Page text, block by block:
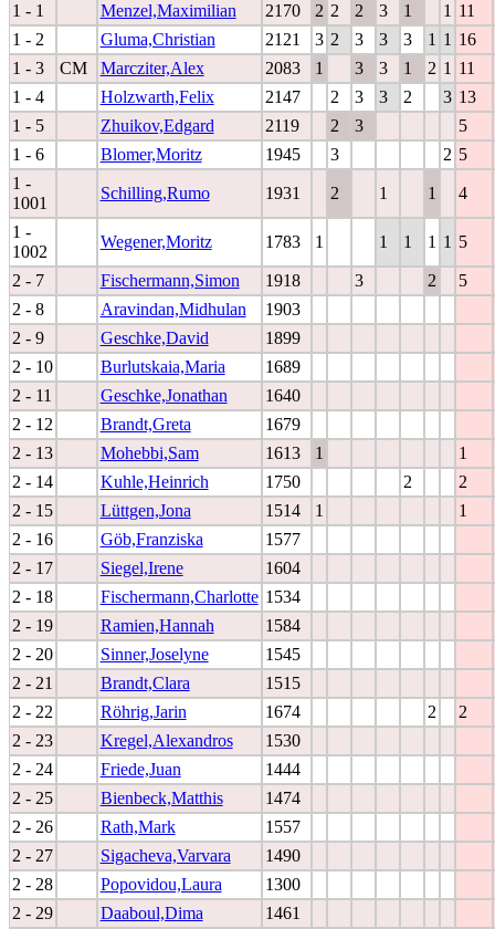
1 - 1 Menzel,Maximilian 2170 2 2 2 3 1 1 11
1 - 2
Gluma,Christian 2121 3 2 3 3 3 1 1 16
1 - 3
CM Marcziter,Alex 2083 1 3 3 1 2 1 11
1 - 4
Holzwarth,Felix 2147 2 3 3 2 3 13
1 - 5
Zhuikov,Edgard 2119 2 3
5
1 - 6
Blomer,Moritz 1945 3 2 5
1 -
1001
Schilling,Rumo 1931 2 1 1 4
1 -
1002
Wegener,Moritz 1783 1 1 1 1 1 5
2 - 7 Fischermann,Simon 1918 3 2
5
2 - 8
Aravindan,Midhulan
1903
2 - 9
Geschke,David
1899
2 - 10
Burlutskaia,Maria
1689
2 - 11
Geschke,Jonathan
1640
2 - 12
Brandt,Greta
1679
2 - 13
Mohebbi,Sam 1613 1
1
2 - 14
Kuhle,Heinrich 1750 2
2
2 - 15
Lüttgen,Jona 1514 1
1
2 - 16
Göb,Franziska
1577
2 - 17
Siegel,Irene
1604
2 - 18
Fischermann,Charlotte 1534
2 - 19
Ramien,Hannah
1584
2 - 20
Sinner,Joselyne
1545
2 - 21
Brandt,Clara
1515
2 - 22
Röhrig,Jarin 1674 2
2
2 - 23
Kregel,Alexandros
1530
2 - 24
Friede,Juan
1444
2 - 25
Bienbeck,Matthis
1474
2 - 26
Rath,Mark
1557
2 - 27
Sigacheva,Varvara
1490
2 - 28
Popovidou,Laura
1300
2 - 29
Daaboul,Dima
1461